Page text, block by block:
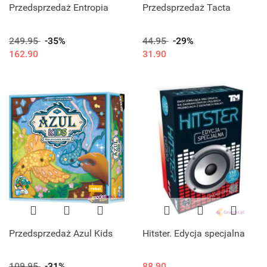
Przedsprzedaż Entropia
249.95 -35%
162.90
Przedsprzedaż Tacta
44.95 -29%
31.90
Przedsprzedaż Azul Kids Hitster. Edycja specjalna